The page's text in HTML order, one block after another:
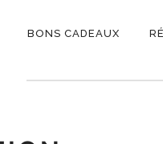
BONS CADEAUX